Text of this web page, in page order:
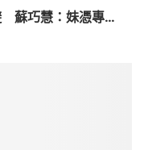
蘇巧慧：妹憑專...